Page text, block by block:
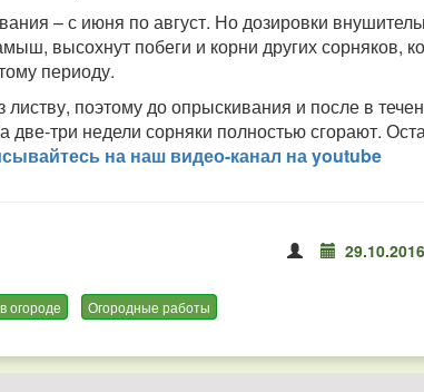
– с июня по август. Но дозировки
высохнут побеги и корни других сорняков,
периоду.
поэтому до опрыскивания и после в
две-три недели сорняки полностью сгорают.
на наш видео-канал на youtube
29.10.2016
огороде Огородные работы